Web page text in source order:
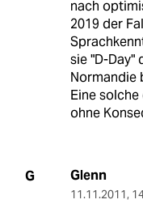
nach
2019 der
sie "D-Day"
Normandie
Eine
ohne
G Glenn
11.11.2011,